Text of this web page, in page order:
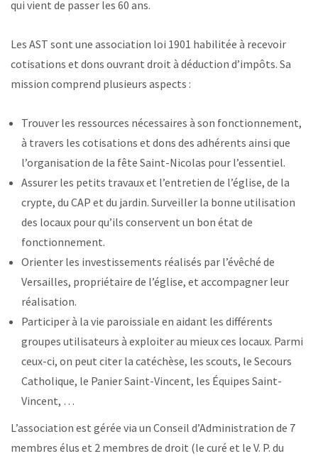
qui vient de passer les 60 ans.
Les AST sont une association loi 1901 habilitée à recevoir
cotisations et dons ouvrant droit à déduction d’impôts. Sa
mission comprend plusieurs aspects :
Trouver les ressources nécessaires à son fonctionnement,
à travers les cotisations et dons des adhérents ainsi que
l’organisation de la fête Saint-Nicolas pour l’essentiel.
Assurer les petits travaux et l’entretien de l’église, de la
crypte, du CAP et du jardin. Surveiller la bonne utilisation
des locaux pour qu’ils conservent un bon état de
fonctionnement.
Orienter les investissements réalisés par l’évêché de
Versailles, propriétaire de l’église, et accompagner leur
réalisation.
Participer à la vie paroissiale en aidant les différents
groupes utilisateurs à exploiter au mieux ces locaux. Parmi
ceux-ci, on peut citer la catéchèse, les scouts, le Secours
Catholique, le Panier Saint-Vincent, les Équipes Saint-
Vincent, …
L’association est gérée via un Conseil d’Administration de 7
membres élus et 2 membres de droit (le curé et le V. P. du